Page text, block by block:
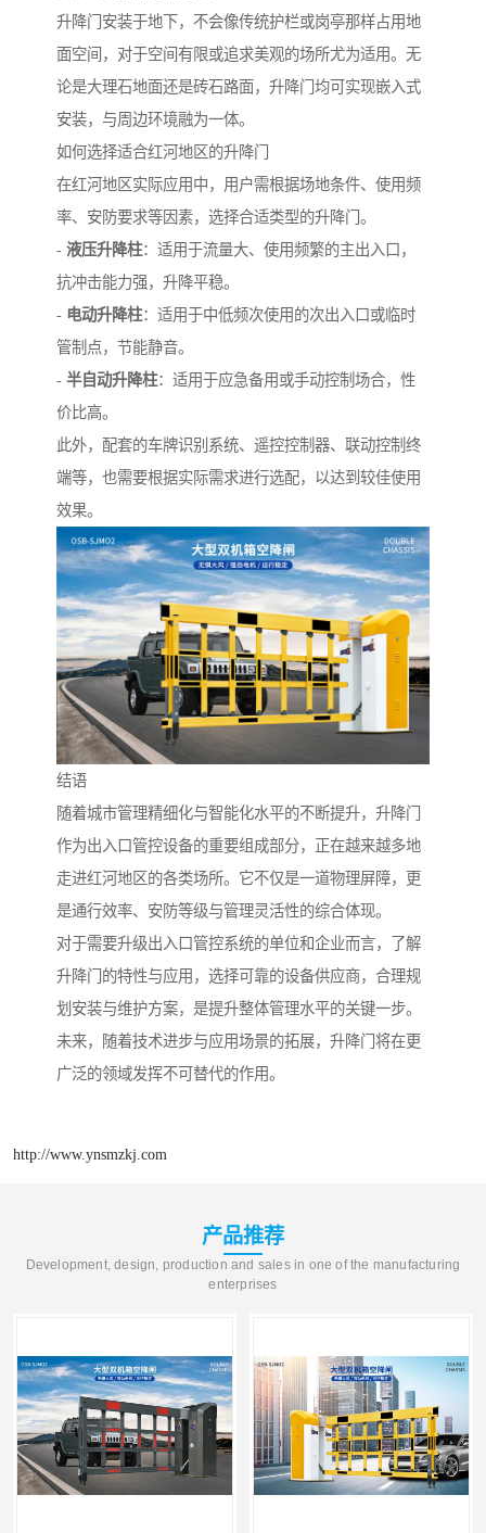
升降门安装于地下，不会像传统护栏或岗亭那样占用地
面空间，对于空间有限或追求美观的场所尤为适用。无
论是大理石地面还是砖石路面，升降门均可实现嵌入式
安装，与周边环境融为一体。
如何选择适合红河地区的升降门
在红河地区实际应用中，用户需根据场地条件、使用频
率、安防要求等因素，选择合适类型的升降门。
- 液压升降柱：适用于流量大、使用频繁的主出入口，
抗冲击能力强，升降平稳。
- 电动升降柱：适用于中低频次使用的次出入口或临时
管制点，节能静音。
- 半自动升降柱：适用于应急备用或手动控制场合，性
价比高。
此外，配套的车牌识别系统、遥控控制器、联动控制终
端等，也需要根据实际需求进行选配，以达到较佳使用
效果。
结语
随着城市管理精细化与智能化水平的不断提升，升降门
作为出入口管控设备的重要组成部分，正在越来越多地
走进红河地区的各类场所。它不仅是一道物理屏障，更
是通行效率、安防等级与管理灵活性的综合体现。
对于需要升级出入口管控系统的单位和企业而言，了解
升降门的特性与应用，选择可靠的设备供应商，合理规
划安装与维护方案，是提升整体管理水平的关键一步。
未来，随着技术进步与应用场景的拓展，升降门将在更
广泛的领域发挥不可替代的作用。
http://www.ynsmzkj.com
产品推荐
Development, design, production and sales in one of the manufacturing
enterprises